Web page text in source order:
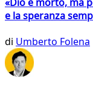
e la speranza
di Umberto Folena